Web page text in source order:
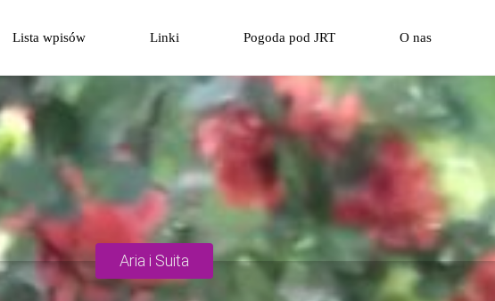
Lista wpisów Linki Pogoda pod JRT O nas
Aria i Suita